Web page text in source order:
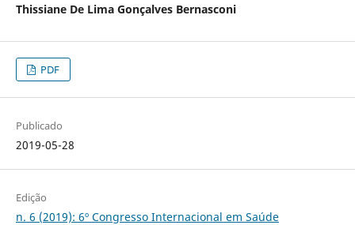
Thissiane De Lima Gonçalves Bernasconi
PDF
Publicado
2019-05-28
Edição
n. 6 (2019): 6º Congresso Internacional em Saúde